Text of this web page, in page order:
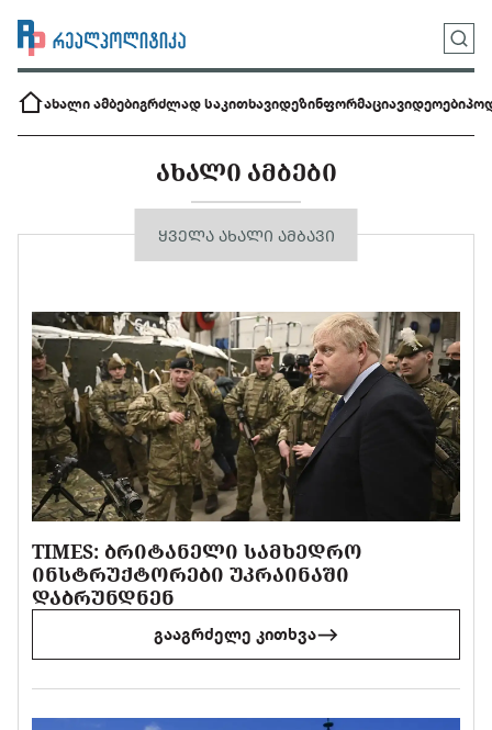
ახალი ამბებიგრძლად საკითხავიდეზინფორმაციავიდეოები
ᲐᲮᲐᲚᲘ ᲐᲛᲑᲔᲑᲘ
ᲧᲕᲔᲚᲐ ᲐᲮᲐᲚᲘ ᲐᲛᲑᲐᲕᲘ
TIMES: ᲑᲠᲘᲢᲐᲜᲔᲚᲘ ᲡᲐᲛᲮᲔᲓᲠᲝ
ᲘᲜᲡᲢᲠᲣᲥᲢᲝᲠᲔᲑᲘ ᲣᲙᲠᲐᲘᲜᲐᲨᲘ
ᲓᲐᲑᲠᲣᲜᲓᲜᲔᲜ
გააგრძელე კითხვა